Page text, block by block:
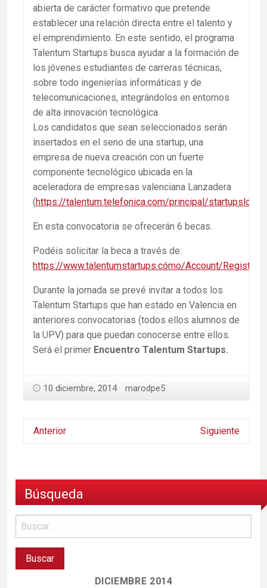
abierta de carácter formativo que pretende
establecer una relación directa entre el talento y
el emprendimiento. En este sentido, el programa
Talentum Startups busca ayudar a la formación de
los jóvenes estudiantes de carreras técnicas,
sobre todo ingenierías informáticas y de
telecomunicaciones, integrándolos en entornos
de alta innovación tecnológica.
Los candidatos que sean seleccionados serán
insertados en el seno de una startup, una
empresa de nueva creación con un fuerte
componente tecnológico ubicada en la
aceleradora de empresas valenciana Lanzadera
(https://talentum.telefonica.com/principal/startupslong
En esta convocatoria se ofrecerán 6 becas.
Podéis solicitar la beca a través de:
https://www.talentumstartups.cómo/Account/
Durante la jornada se prevé invitar a todos los
Talentum Startups que han estado en Valencia en
anteriores convocatorias (todos ellos alumnos de
la UPV) para que puedan conocerse entre ellos.
Será el primer Encuentro Talentum Startups.
10 diciembre, 2014 marodpe5
Anterior Siguiente
Búsqueda
DICIEMBRE 2014